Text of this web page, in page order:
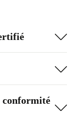
cardiaque,
conformité